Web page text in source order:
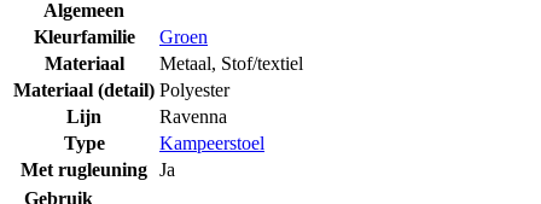
Algemeen
Kleurfamilie
Groen
Materiaal
Metaal, Stof/textiel
Materiaal (detail) Polyester
Lijn
Ravenna
Type
Kampeerstoel
Met rugleuning Ja
Gebruik